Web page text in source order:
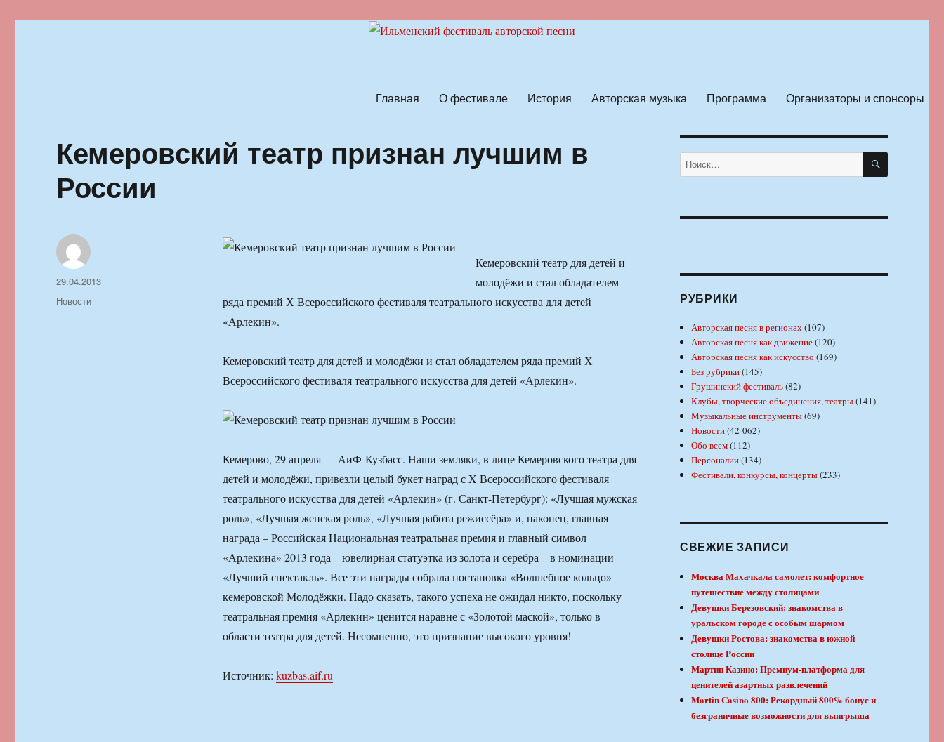
Главная О фестивале История Авторская музыка Программа Организаторы и спонсоры
Кемеровский театр признан лучшим в
России
Кемеровский театр для детей и
молодёжи и стал обладателем
ряда премий Х Всероссийского фестиваля театрального искусства для детей
«Арлекин».
Кемеровский театр для детей и молодёжи и стал обладателем ряда премий Х
Всероссийского фестиваля театрального искусства для детей «Арлекин».
Кемерово, 29 апреля — АиФ-Кузбасс. Наши земляки, в лице Кемеровского театра для
детей и молодёжи, привезли целый букет наград с X Всероссийского фестиваля
театрального искусства для детей «Арлекин» (г. Санкт-Петербург): «Лучшая мужская
роль», «Лучшая женская роль», «Лучшая работа режиссёра» и, наконец, главная
награда – Российская Национальная театральная премия и главный символ
«Арлекина» 2013 года – ювелирная статуэтка из золота и серебра – в номинации
«Лучший спектакль». Все эти награды собрала постановка «Волшебное кольцо»
кемеровской Молодёжки. Надо сказать, такого успеха не ожидал никто, поскольку
театральная премия «Арлекин» ценится наравне с «Золотой маской», только в
области театра для детей. Несомненно, это признание высокого уровня!
Источник: kuzbas.aif.ru
Автор
Опубликовано
29.04.2013
Рубрики
Новости
Искать: ПОИСК
РУБРИКИ
Авторская песня в регионах(107)
Авторская песня как движение(120)
Авторская песня как искусство (169)
Без рубрики(145)
Грушинский фестиваль(82)
Клубы, творческие объединения, театры(141)
Музыкальные инструменты(69)
Новости(42 062)
Обо всем(112)
Персоналии(134)
Фестивали, конкурсы, концерты(233)
СВЕЖИЕ ЗАПИСИ
Москва Махачкала самолет: комфортное
путешествие между столицами
Девушки Березовский: знакомства в
уральском городе с особым шармом
Девушки Ростова: знакомства в южной
столице России
Мартин Казино: Премиум-платформа для
ценителей азартных развлечений
Martin Casino 800: Рекордный 800% бонус и
безграничные возможности для выигрыша